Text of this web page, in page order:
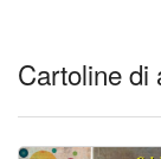
Cartoline di